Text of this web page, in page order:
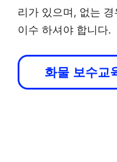
리가 있으며, 없는
이수 하셔야 합니다.
화물 보수교